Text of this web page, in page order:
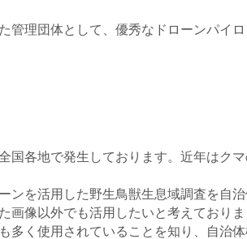
管理団体として、優秀なドローンパイ
国各地で発生しております。近年はク
ンを活用した野生鳥獣生息域調査を自
画像以外でも活用したいと考えておりま
多く使用されていることを知り、自治